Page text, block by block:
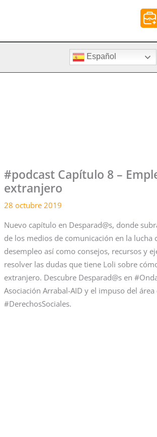
Español
#podcast Capítulo 8 –
extranjero
28 octubre 2019
Nuevo capítulo en Desparad@s, donde
de los medios de comunicación en la lucha
desempleo así como consejos, recursos y
resolver las dudas que tiene Loli sobre
extranjero. Descubre Desparad@s en
Asociación Arrabal-AID y el impuso del área
#DerechosSociales.